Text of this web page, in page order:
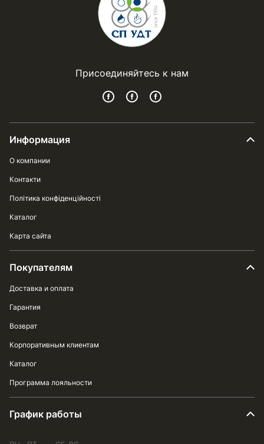
Присоединяйтесь к нам
Информация
О компании
Контакти
Політика конфіденційності
Каталог
Карта сайта
Покупателям
Доставка и оплата
Гарантия
Возврат
Корпоративным клиентам
Каталог
Программа лояльности
График работы